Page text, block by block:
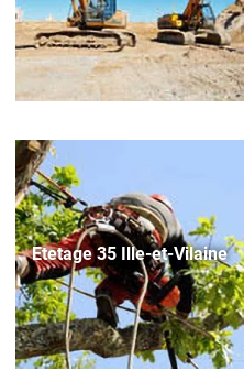
Etetage 35 Ille-et-Vilaine